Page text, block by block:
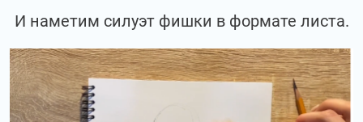
И наметим силуэт фишки в формате листа.